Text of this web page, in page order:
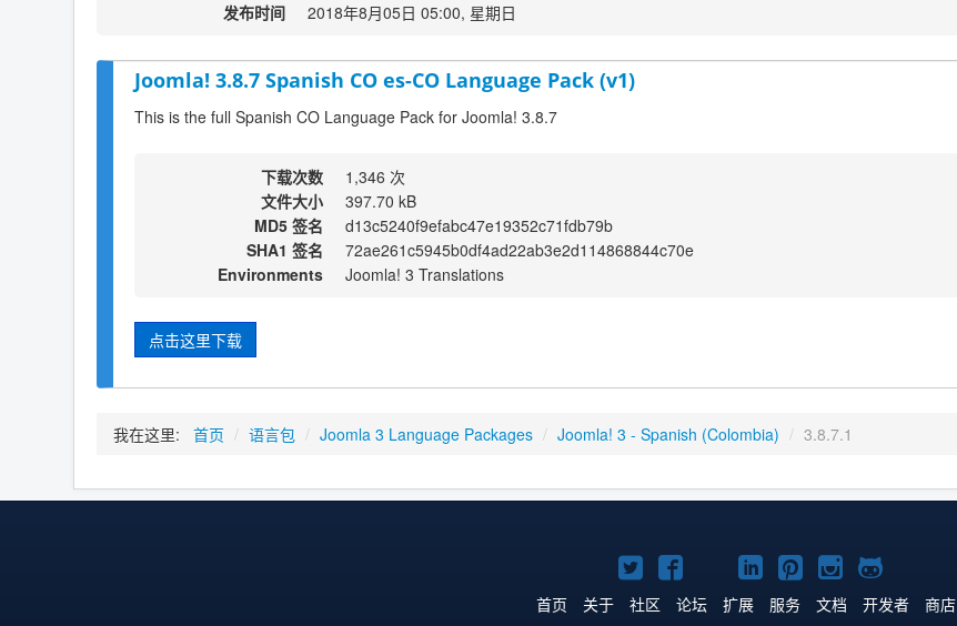
发布时间
2018年8月05日 05:00, 星期日
Joomla! 3.8.7 Spanish CO es-CO Language Pack (v1)
This is the full Spanish CO Language Pack for Joomla! 3.8.7
下载次数
1,346 次
文件大小
397.70 kB
MD5 签名
d13c5240f9efabc47e19352c71fdb79b
SHA1 签名
72ae261c5945b0df4ad22ab3e2d114868844c70e
Environments
Joomla! 3 Translations
点击这里下载
我在这里: 首页 / 语言包 / Joomla 3 Language Packages / Joomla! 3 - Spanish (Colombia) / 3.8.7.1
Twitter
主
Facebook
主
YouTube
主
LinkedIn
主
Pinterest
主
Instagram
主
GitHub
主
首页 关于 社区 论坛 扩展 服务 文档 开发者 商店